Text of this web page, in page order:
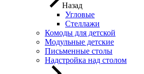
Назад
Угловые
Стеллажи
Комоды для детской
Модульные детские
Письменные столы
Надстройка над столом